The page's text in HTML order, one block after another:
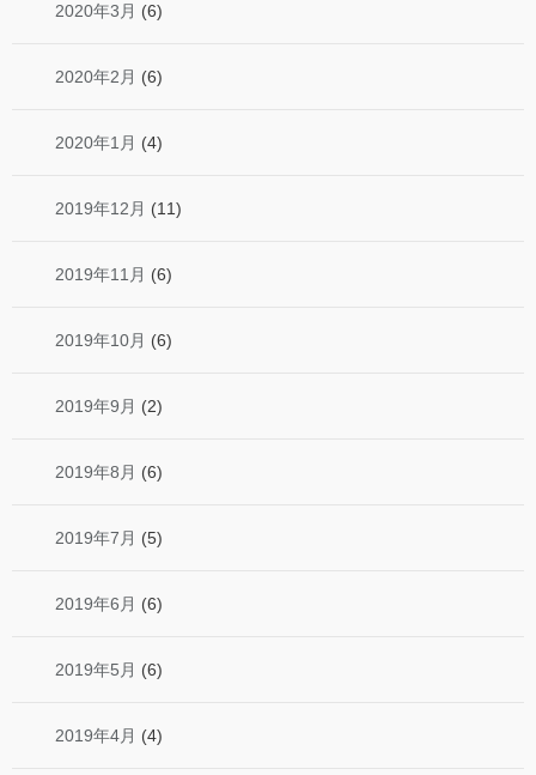
2020年3月 (6)
2020年2月 (6)
2020年1月 (4)
2019年12月 (11)
2019年11月 (6)
2019年10月 (6)
2019年9月 (2)
2019年8月 (6)
2019年7月 (5)
2019年6月 (6)
2019年5月 (6)
2019年4月 (4)